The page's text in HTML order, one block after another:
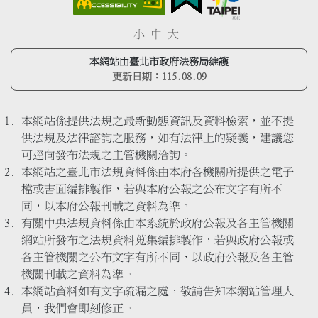
小 中 大
本網站由臺北市政府法務局維護
更新日期： 115.08.09
本網站係提供法規之最新動態資訊及資料檢索，並不提
供法規及法律諮詢之服務，如有法律上的疑義，建議您
可逕向發布法規之主管機關洽詢。
本網站之臺北市法規資料係由本府各機關所提供之電子
檔或書面編排製作，若與本府公報之公布文字有所不
同，以本府公報刊載之資料為準。
有關中央法規資料係由本系統於政府公報及各主管機關
網站所發布之法規資料蒐集編排製作，若與政府公報或
各主管機關之公布文字有所不同，以政府公報及各主管
機關刊載之資料為準。
本網站資料如有文字疏漏之處，敬請告知本網站管理人
員，我們會即刻修正。